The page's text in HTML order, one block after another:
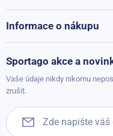
Kontakty
Běžecké pásy při přepravě
Informace o nákupu
Obchodní podmínky
Sportago akce a
Vaše údaje nikdy nikomu
zrušit.